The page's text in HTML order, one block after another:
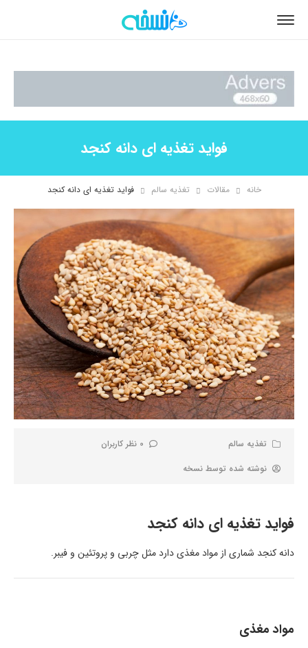
فواید تغذیه ای دانه کنجد
خانه مقالات تغذیه سالم فواید تغذیه ای دانه کنجد
تغذیه سالم
0 نظر کاربران
نوشته شده توسط نسخه
فواید تغذیه ای دانه کنجد
دانه کنجد شماری از مواد مغذی دارد مثل چربی و پروتئین و فیبر.
مواد مغذی